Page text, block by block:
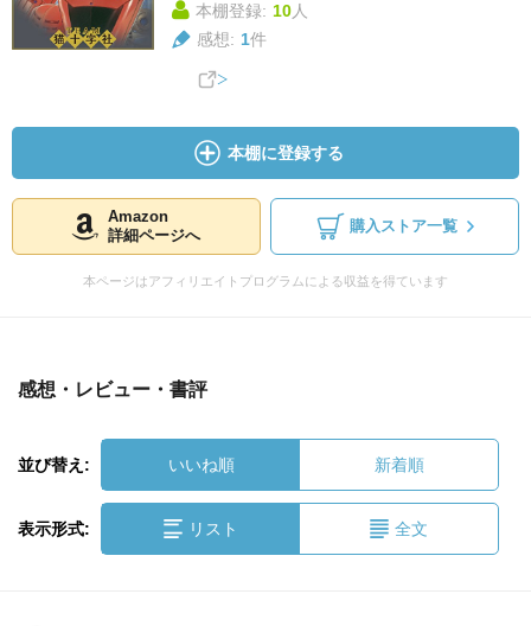
本棚登録: 10人
感想: 1件
本棚に登録する
Amazon
詳細ページへ
購入ストア一覧
本ページはアフィリエイトプログラムによる収益を得ています
感想・レビュー・書評
並び替え: いいね順 新着順
表示形式: リスト 全文